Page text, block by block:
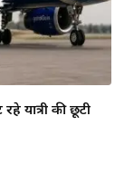
यात्री की छूटी